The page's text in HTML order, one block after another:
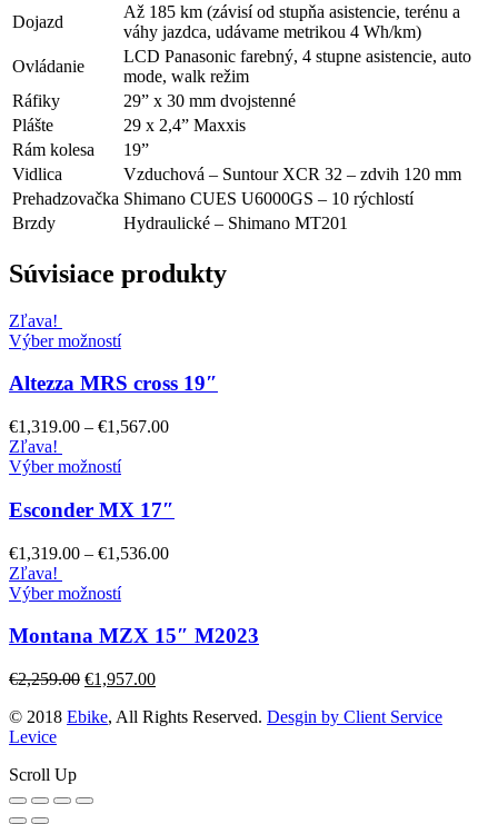
Dojazd
Až 185 km (závisí od stupňa asistencie, terénu a
váhy jazdca, udávame metrikou 4 Wh/km)
Ovládanie
LCD Panasonic farebný, 4 stupne asistencie, auto
mode, walk režim
Ráfiky
29” x 30 mm dvojstenné
Plášte
29 x 2,4” Maxxis
Rám kolesa
19”
Vidlica
Vzduchová – Suntour XCR 32 – zdvih 120 mm
Prehadzovačka Shimano CUES U6000GS – 10 rýchlostí
Brzdy
Hydraulické – Shimano MT201
Súvisiace produkty
Zľava!
Výber možností
Altezza MRS cross 19″
€1,319.00 – €1,567.00
Zľava!
Výber možností
Esconder MX 17″
€1,319.00 – €1,536.00
Zľava!
Výber možností
Montana MZX 15″ M2023
€2,259.00 €1,957.00
© 2018 Ebike, All Rights Reserved. Desgin by Client Service
Levice
Scroll Up